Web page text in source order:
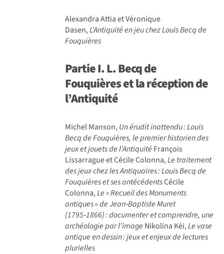
Alexandra Attia et Véronique
Dasen,L’Antiquité en jeu chez Louis Becq de
Fouquières
Partie I. L.Becq de
Fouquières et la réception de
l’Antiquité
Michel Manson,Un érudit inattendu: Louis
Becq de Fouquières, le premier historien des
jeux et jouets de l’AntiquitéFrançois
Lissarrague et Cécile Colonna,Le traitement
des jeux chez les Antiquaires: Louis Becq de
Fouquières et ses antécédentsCécile
Colonna,Le «Recueil des Monuments
antiques» de Jean‑Baptiste Muret
(1795‑1866): documenter et comprendre, une
archéologie par l’image Nikolina Kéi,Le vase
antique en dessin: jeux et enjeux de lectures
plurielles